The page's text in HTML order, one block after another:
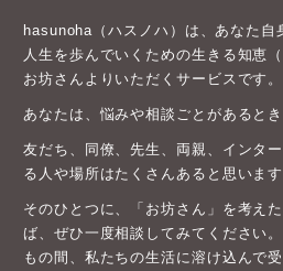
hasunoha（ハスノハ）は、あなた自
人生を歩んでいくための生きる知恵
お坊さんよりいただくサービスです。
あなたは、悩みや相談ごとがあると
友だち、同僚、先生、両親、インタ
る人や場所はたくさんあると思います
そのひとつに、「お坊さん」を考え
ば、ぜひ一度相談してみてください
もの間、私たちの生活に溶け込んで